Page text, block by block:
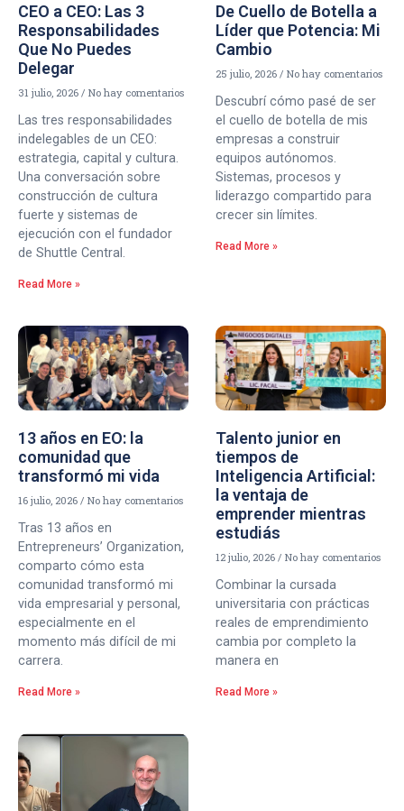
CEO a CEO: Las 3
Responsabilidades
Que No Puedes
Delegar
31 julio, 2026 No hay comentarios
Las tres responsabilidades
indelegables de un CEO:
estrategia, capital y cultura.
Una conversación sobre
construcción de cultura
fuerte y sistemas de
ejecución con el fundador
de Shuttle Central.
Read More »
De Cuello de Botella a
Líder que Potencia: Mi
Cambio
25 julio, 2026 No hay comentarios
Descubrí cómo pasé de ser
el cuello de botella de mis
empresas a construir
equipos autónomos.
Sistemas, procesos y
liderazgo compartido para
crecer sin límites.
Read More »
13 años en EO: la
comunidad que
transformó mi vida
16 julio, 2026 No hay comentarios
Tras 13 años en
Entrepreneurs’ Organization,
comparto cómo esta
comunidad transformó mi
vida empresarial y personal,
especialmente en el
momento más difícil de mi
carrera.
Read More »
Talento junior en
tiempos de
Inteligencia Artificial:
la ventaja de
emprender mientras
estudiás
12 julio, 2026 No hay comentarios
Combinar la cursada
universitaria con prácticas
reales de emprendimiento
cambia por completo la
manera en
Read More »